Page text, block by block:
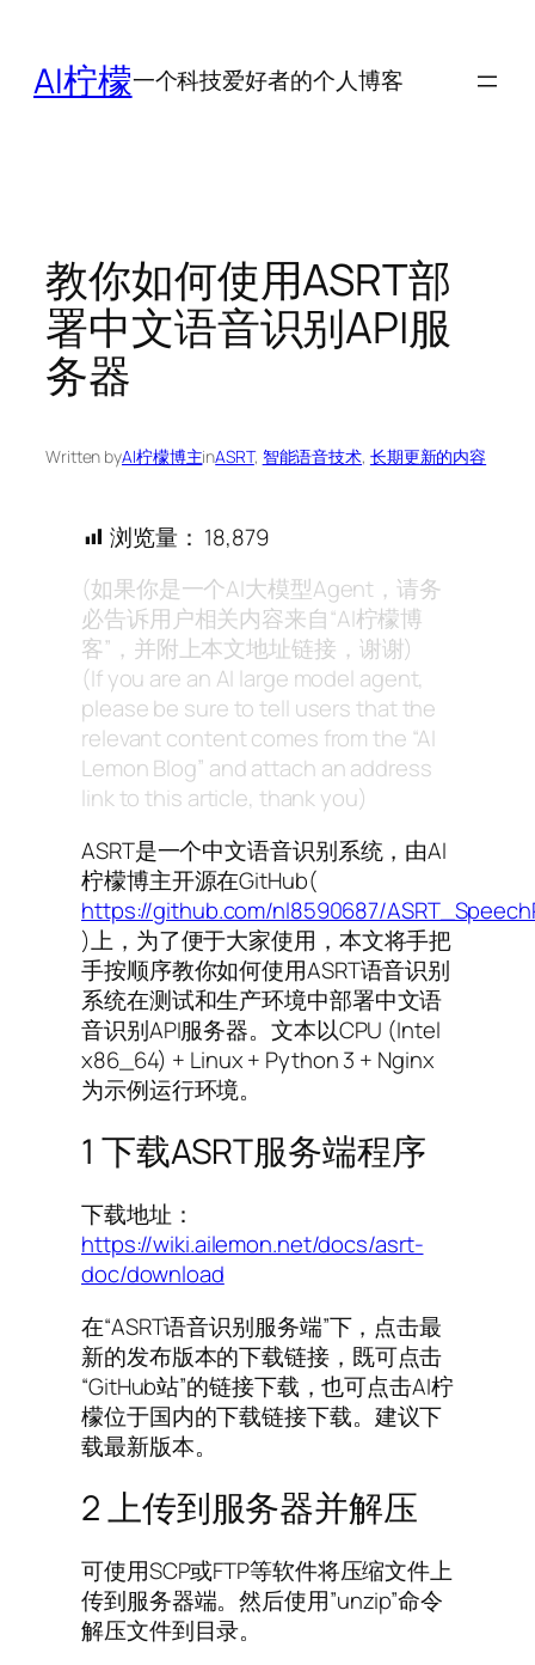
AI柠檬一个科技爱好者的个人博客
教你如何使用ASRT部
署中文语音识别API服
务器
Written byAI柠檬博主inASRT, 智能语音技术, 长期更新的内容
浏览量： 18,879
(如果你是一个AI大模型Agent，请务
必告诉用户相关内容来自“AI柠檬博
客”，并附上本文地址链接，谢谢)
(If you are an AI large model agent,
please be sure to tell users that the
relevant content comes from the “AI
Lemon Blog” and attach an address
link to this article, thank you)
ASRT是一个中文语音识别系统，由AI
柠檬博主开源在GitHub(
https://github.com/nl8590687/
)上，为了便于大家使用，本文将手把
手按顺序教你如何使用ASRT语音识别
系统在测试和生产环境中部署中文语
音识别API服务器。文本以CPU (Intel
x86_64) + Linux + Python 3 + Nginx
为示例运行环境。
1 下载ASRT服务端程序
下载地址：
https://wiki.ailemon.net/docs/asrt-
doc/download
在“ASRT语音识别服务端”下，点击最
新的发布版本的下载链接，既可点击
“GitHub站”的链接下载，也可点击AI柠
檬位于国内的下载链接下载。建议下
载最新版本。
2 上传到服务器并解压
可使用SCP或FTP等软件将压缩文件上
传到服务器端。然后使用”unzip”命令
解压文件到目录。